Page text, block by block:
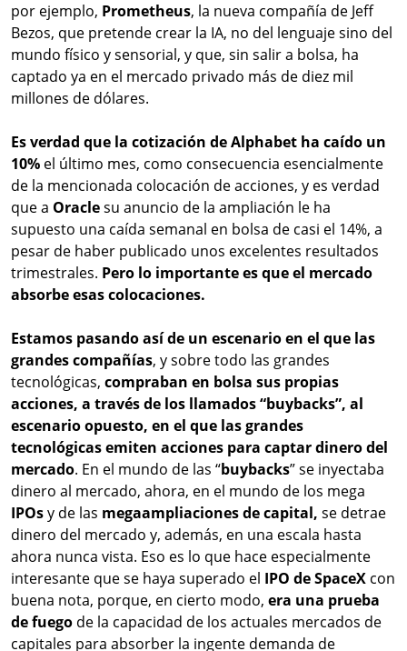
por ejemplo, Prometheus, la nueva compañía de Jeff
Bezos, que pretende crear la IA, no del lenguaje sino del
mundo físico y sensorial, y que, sin salir a bolsa, ha
captado ya en el mercado privado más de diez mil
millones de dólares.
Es verdad que la cotización de Alphabet ha caído un
10% el último mes, como consecuencia esencialmente
de la mencionada colocación de acciones, y es verdad
que a Oraclesu anuncio de la ampliación le ha
supuesto una caída semanal en bolsa de casi el 14%, a
pesar de haber publicado unos excelentes resultados
trimestrales. Pero lo importante es que el mercado
absorbe esas colocaciones.
Estamos pasando así de un escenario en el que las
grandes compañías, y sobre todo las grandes
tecnológicas, compraban en bolsa sus propias
acciones, a través de los llamados “buybacks”, al
escenario opuesto, en el que las grandes
tecnológicas emiten acciones para captar dinero del
mercado. En el mundo de las “buybacks” se inyectaba
dinero al mercado, ahora, en el mundo de los mega
IPOsy de las megaampliaciones de capital, se detrae
dinero del mercado y, además, en una escala hasta
ahora nunca vista. Eso es lo que hace especialmente
interesante que se haya superado el IPO de SpaceX con
buena nota, porque, en cierto modo, era una prueba
de fuego de la capacidad de los actuales mercados de
capitales para absorber la ingente demanda de